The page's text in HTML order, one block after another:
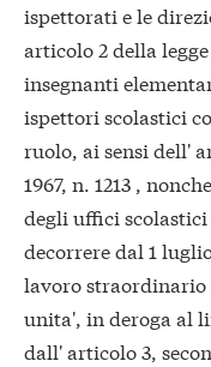
ispettorati e le
articolo 2 della legge
insegnanti
ispettori scolastici
ruolo, ai sensi dell'
1967, n. 1213 ,
degli uffici
decorrere dal 1
lavoro straordinario
unita', in deroga al
dall' articolo 3,